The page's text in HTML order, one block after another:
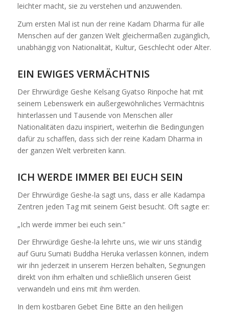
leichter macht, sie zu verstehen und anzuwenden.
Zum ersten Mal ist nun der reine Kadam Dharma für alle
Menschen auf der ganzen Welt gleichermaßen zugänglich,
unabhängig von Nationalität, Kultur, Geschlecht oder Alter.
EIN EWIGES VERMÄCHTNIS
Der Ehrwürdige Geshe Kelsang Gyatso Rinpoche hat mit
seinem Lebenswerk ein außergewöhnliches Vermächtnis
hinterlassen und Tausende von Menschen aller
Nationalitäten dazu inspiriert, weiterhin die Bedingungen
dafür zu schaffen, dass sich der reine Kadam Dharma in
der ganzen Welt verbreiten kann.
ICH WERDE IMMER BEI EUCH SEIN
Der Ehrwürdige Geshe-la sagt uns, dass er alle Kadampa
Zentren jeden Tag mit seinem Geist besucht. Oft sagte er:
„Ich werde immer bei euch sein.“
Der Ehrwürdige Geshe-la lehrte uns, wie wir uns ständig
auf Guru Sumati Buddha Heruka verlassen können, indem
wir ihn jederzeit in unserem Herzen behalten, Segnungen
direkt von ihm erhalten und schließlich unseren Geist
verwandeln und eins mit ihm werden.
In dem kostbaren Gebet Eine Bitte an den heiligen